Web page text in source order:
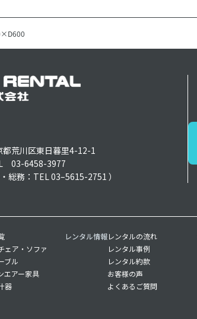
荒川区東日暮里4-12-1
03-6458-3977
・総務：TEL 03–5615-2751 ）
ェア・ソファ
ブル
エアー家具
器
レンタル情報レンタルの流れ
レンタル事例
レンタル約款
お客様の声
よくあるご質問